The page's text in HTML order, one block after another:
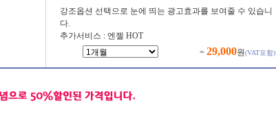
강조옵션 선택으로 눈에 띄는 광고효과를 보여줄 수 있습니
다.
추가서비스 : 엔젤 HOT
= 29,000원(VAT포함)